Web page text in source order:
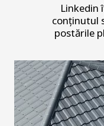
Linkedin
conținutul
postările